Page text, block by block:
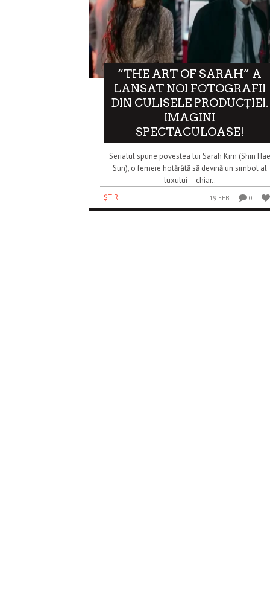
“THE ART OF SARAH” A
LANSAT NOI FOTOGRAFII
DIN CULISELE PRODUCȚIEI.
IMAGINI
SPECTACULOASE!
Serialul spune povestea lui Sarah Kim (Shin Hae
Sun), o femeie hotărâtă să devină un simbol al
luxului – chiar..
ȘTIRI
19 FEB 0